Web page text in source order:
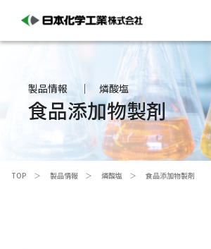
製品情報 燐酸塩
食品添加物製剤
TOP 製品情報 燐酸塩 食品添加物製剤